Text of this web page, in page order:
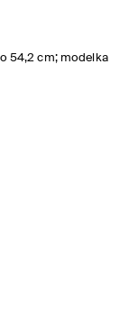
54,2 cm; modelka